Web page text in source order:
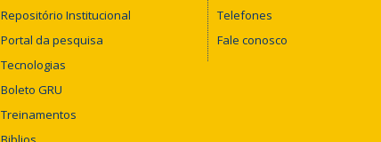
Repositório Institucional
Portal da pesquisa
Tecnologias
Boleto GRU
Treinamentos
Telefones
Fale conosco